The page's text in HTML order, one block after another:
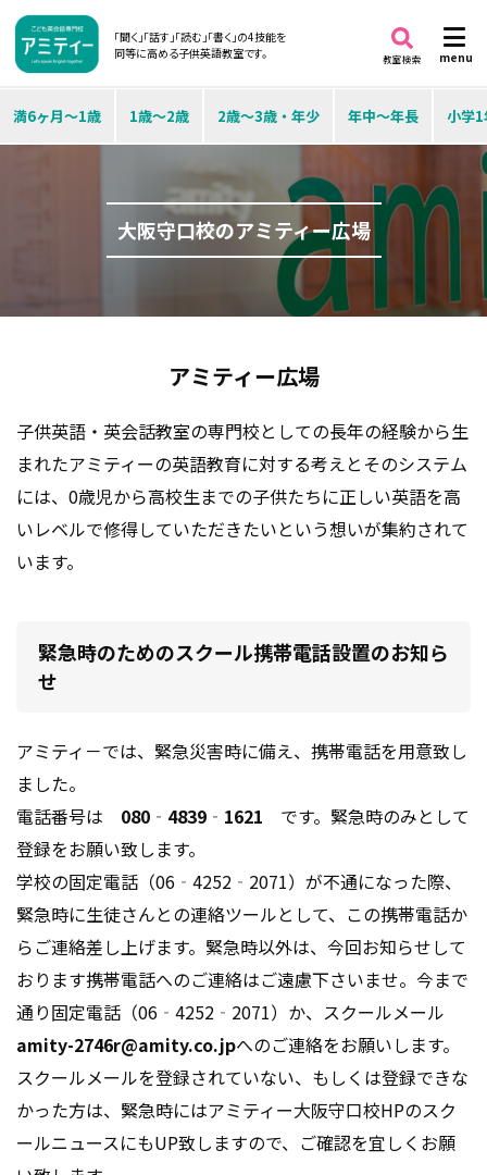
「聞く」「話す」「読む」「書く」の4技能を
同等に高める子供英語教室です。
menu
教室検索
満6ヶ月～1歳 1歳～2歳 2歳～3歳・年少 年中～年長 小学
大阪守口校のアミティー広場
アミティー広場
子供英語・英会話教室の専門校としての長年の経験から生
まれたアミティーの英語教育に対する考えとそのシステム
には、 0歳児から高校生までの子供たちに正しい英語を高
いレベルで修得していただきたいという想いが集約されて
います。
緊急時のためのスクール携帯電話設置のお知ら
せ
アミティ－では、緊急災害時に備え、携帯電話を用意致し
ました。
電話番号は 080‐4839‐1621 です。緊急時のみとして
登録をお願い致します。
学校の固定電話（06‐4252‐2071）が不通になった際、
緊急時に生徒さんとの連絡ツールとして、この携帯電話か
らご連絡差し上げます。緊急時以外は、今回お知らせして
おります携帯電話へのご連絡はご遠慮下さいませ。今まで
通り固定電話（06‐4252‐2071）か、スクールメール
amity-2746r@amity.co.jpへのご連絡をお願いします。
スクールメールを登録されていない、もしくは登録できな
かった方は、緊急時にはアミティー大阪守口校HPのスク
ールニュースにもUP致しますので、ご確認を宜しくお願